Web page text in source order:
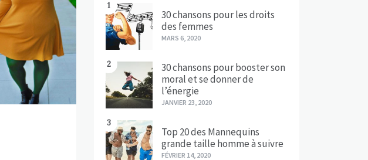
1
30 chansons pour les droits
des femmes
MARS 6, 2020
2
30 chansons pour booster son
moral et se donner de
l’énergie
JANVIER 23, 2020
3
Top 20 des Mannequins
grande taille homme à suivre
FÉVRIER 14, 2020